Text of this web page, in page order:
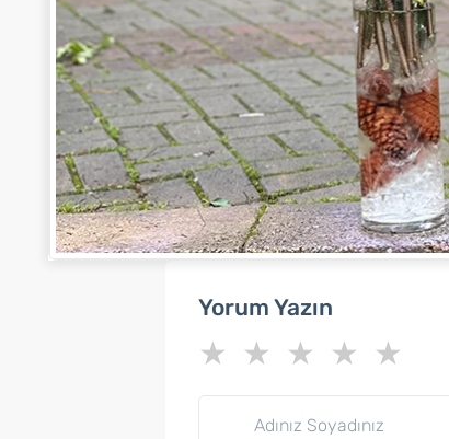
Yorum Yazın